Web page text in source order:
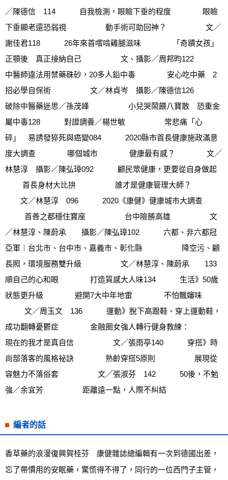
／陳德信　114　        自我檢測，眼瞼下垂的程度      　　  眼瞼
下垂顯老還恐弱視　       　　 動手術可助回神？　       　　 文／
謝佳君118　        26年來首嚐啃雞腿滋味       　　 「奇蹟女孩」
正顎後　真正接納自己　        　　文、攝影／周邦昀122
中醫師違法用禁藥硃砂，20多人鉛中毒      　　  安心吃中藥　2
招必學自保術　      　　  文／林貞岑　攝影／陳德信126
破除中醫藥迷思／孫茂峰　      　　  小兒哭鬧餵八寶散　恐重金
屬中毒128　        對證調養／楊世敏　       　　 常悲痛「心
碎」　易誘發猝死與癌變084　        2020縣市首長健康施政滿意
度大調查       　　 哪個城市       　　 健康最有感？       　　 文／
林慧淳　攝影／陳弘璋092　        顧民眾健康，更要從自身做起
首長身材大比拚　       　　 誰才是健康管理大師？
文／林慧淳　096　        2020《康健》健康城市大調查
首善之都穩住寶座　      　　  台中險勝高雄　      　　  文
／林慧淳、陳蔚承　　攝影／陳弘璋102　        六都、非六都冠
亞軍︱台北市、台中市、嘉義市、彰化縣　      　　  降空污、顧
長照，環境服務雙升級　       　　 文／林慧淳、陳蔚承　　133
順自己的心和眼   　　     打造質感大人味134　        生活》50歲
狀態更升級      　　  避開7大中年地雷      　　  不怕飄嬸味
文／周玉文　136　        運動》脫下高跟鞋、穿上運動鞋，
成功翻轉憂鬱症       　　 金融圈女強人轉行健身教練：
現在的我才是真自信　       　　 文／張雨亭140　        穿搭》時
尚部落客的風格祕訣      　　  熟齡穿搭5原則　      　　  展現從
容魅力不落俗套　      　　  文／張淑芬　142　        50後，不勉
強／余宜芳　      　　  距離遠一點，人際不糾結
編者的話
香草藥的浪漫復興賀桂芬　康健雜誌總編輯有一次到德國出差，
忘了帶慣用的安眠藥，驚慌得不得了，同行的一位西門子主管，